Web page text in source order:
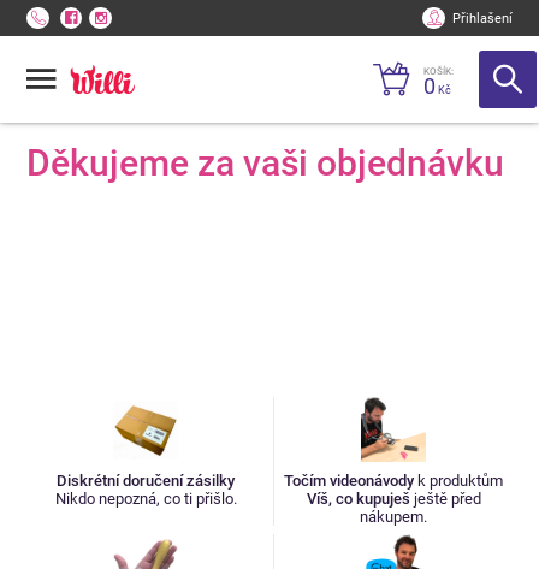
Přihlašení
KOŠÍK:
0 Kč
Děkujeme za vaši objednávku
Diskrétní doručení zásilky
Nikdo nepozná, co ti přišlo.
Točím videonávody k produktům
Víš, co kupuješ ještě před
nákupem.